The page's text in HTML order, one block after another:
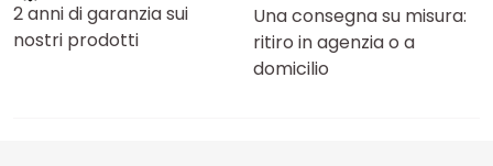
2 anni di garanzia sui
nostri prodotti
Una consegna su misura:
ritiro in agenzia o a
domicilio